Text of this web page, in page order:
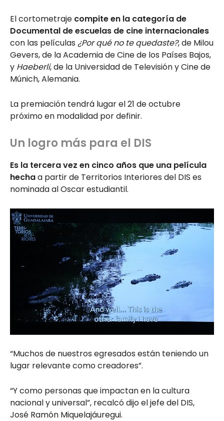
El cortometraje compite en la categoría de
Documental de escuelas de cine internacionales
con las películas ¿Por qué no te quedaste?, de Milou
Gevers, de la Academia de Cine de los Países Bajos,
y Haeberli, de la Universidad de Televisión y Cine de
Múnich, Alemania.
La premiación tendrá lugar el 21 de octubre
próximo en modalidad por definir.
Un logro más para el DIS
Es la tercera vez en cinco años que una película
hechaa partir de Territorios Interiores del DIS es
nominada al Oscar estudiantil.
“Muchos de nuestros egresados están teniendo un
lugar relevante como creadores”.
“Y como personas que impactan en la cultura
nacional y universal”, recalcó dijo el jefe del DIS,
José Ramón Miquelajáuregui.